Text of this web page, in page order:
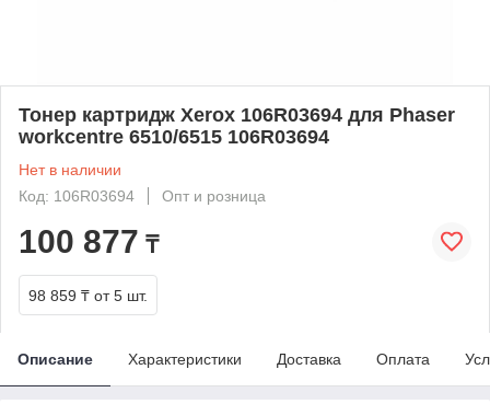
Тонер картридж Xerox 106R03694 для Phaser
workcentre 6510/6515 106R03694
Нет в наличии
Код: 106R03694
Опт и розница
100 877 ₸
98 859 ₸ от 5 шт.
Описание Характеристики Доставка Оплата